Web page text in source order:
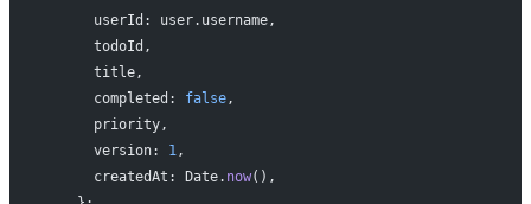
      userId: user.username,
      todoId,
      title,
      completed:
false,
      priority,
      version:
1,
      createdAt: Date.
now(),